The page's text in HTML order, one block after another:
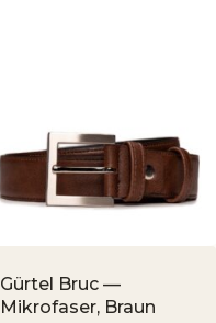
Gürtel Bruc —
Mikrofaser, Braun